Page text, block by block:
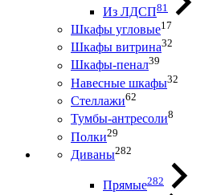
Из ЛДСП81
Шкафы угловые17
Шкафы витрина32
Шкафы-пенал39
Навесные шкафы32
Стеллажи62
Тумбы-антресоли8
Полки29
Диваны282
Прямые282